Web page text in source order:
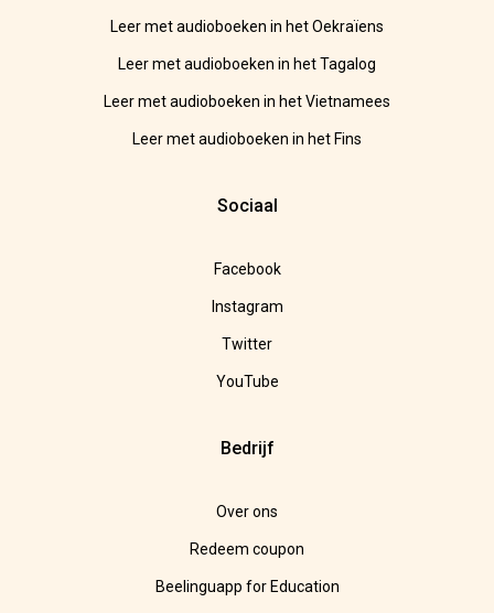
Leer met audioboeken in het Oekraïens
Leer met audioboeken in het Tagalog
Leer met audioboeken in het Vietnamees
Leer met audioboeken in het Fins
Sociaal
Facebook
Instagram
Twitter
YouTube
Bedrijf
Over ons
Redeem coupon
Beelinguapp for Education